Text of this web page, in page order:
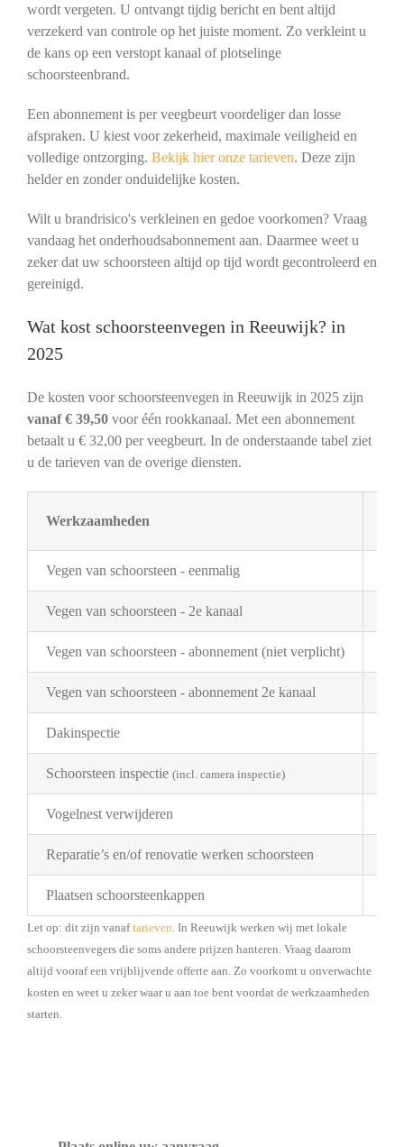
wordt vergeten. U ontvangt tijdig bericht en bent altijd
verzekerd van controle op het juiste moment. Zo verkleint u
de kans op een verstopt kanaal of plotselinge
schoorsteenbrand.
Een abonnement is per veegbeurt voordeliger dan losse
afspraken. U kiest voor zekerheid, maximale veiligheid en
volledige ontzorging. Bekijk hier onze tarieven. Deze zijn
helder en zonder onduidelijke kosten.
Wilt u brandrisico's verkleinen en gedoe voorkomen? Vraag
vandaag het onderhoudsabonnement aan. Daarmee weet u
zeker dat uw schoorsteen altijd op tijd wordt gecontroleerd en
gereinigd.
Wat kost schoorsteenvegen in Reeuwijk? in
2025
De kosten voor schoorsteenvegen in Reeuwijk in 2025 zijn
vanaf € 39,50voor één rookkanaal. Met een abonnement
betaalt u € 32,00 per veegbeurt. In de onderstaande tabel ziet
u de tarieven van de overige diensten.
Werkzaamheden
Vegen van schoorsteen - eenmalig
Vegen van schoorsteen - 2e kanaal
Vegen van schoorsteen - abonnement (niet verplicht)
Vegen van schoorsteen - abonnement 2e kanaal
Dakinspectie
Schoorsteen inspectie (incl. camera inspectie)
Vogelnest verwijderen
Reparatie’s en/of renovatie werken schoorsteen
Plaatsen schoorsteenkappen
Let op: dit zijn vanaftarieven . In Reeuwijk werken wij met lokale
schoorsteenvegers die soms andere prijzen hanteren. Vraag daarom
altijd vooraf een vrijblijvende offerte aan. Zo voorkomt u onverwachte
kosten en weet u zeker waar u aan toe bent voordat de werkzaamheden
starten.